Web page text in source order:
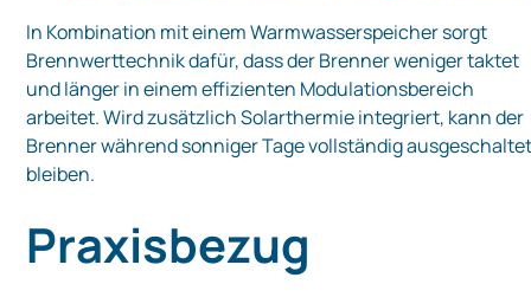
In Kombination mit einem Warmwasserspeicher sorgt
Brennwerttechnik dafür, dass der Brenner weniger taktet
und länger in einem effizienten Modulationsbereich
arbeitet. Wird zusätzlich Solarthermie integriert, kann der
Brenner während sonniger Tage vollständig
bleiben.
Praxisbezug